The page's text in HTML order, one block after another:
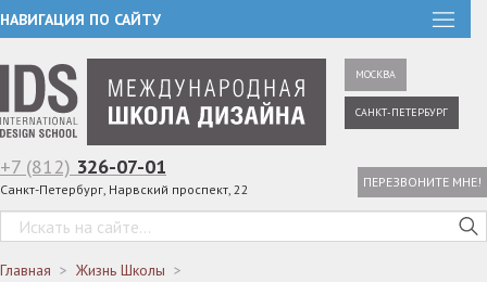
НАВИГАЦИЯ ПО САЙТУ
МОСКВА
САНКТ-ПЕТЕРБУРГ
+7 (812) 326-07-01
Санкт-Петербург, Нарвский проспект, 22 ПЕРЕЗВОНИТЕ МНЕ!
Главная
Жизнь Школы